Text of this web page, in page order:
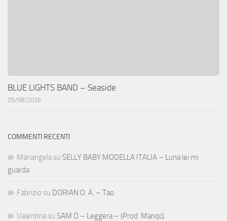
BLUE LIGHTS BAND – Seaside
05/08/2026
COMMENTI RECENTI
Mariangela su SELLY BABY MODELLA ITALIA – Luna lei mi
guarda
Fabrizio su DORIAN O. A. – Tao
Valentina su SAM D – Leggera – (Prod. Manqc)